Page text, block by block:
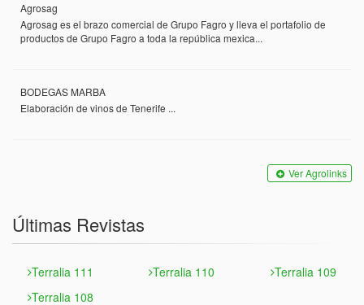
Agrosag
Agrosag es el brazo comercial de Grupo Fagro y lleva el portafolio de
productos de Grupo Fagro a toda la república mexica...
BODEGAS MARBA
Elaboración de vinos de Tenerife ...
Ver Agrolinks
Últimas Revistas
Terralia 111 Terralia 110
Terralia 109
Terralia 108